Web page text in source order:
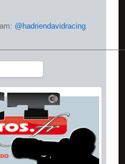
@hadriendavidracing